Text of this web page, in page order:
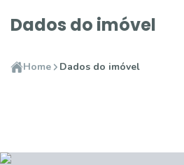
Dados do imóvel
Home Dados do imóvel